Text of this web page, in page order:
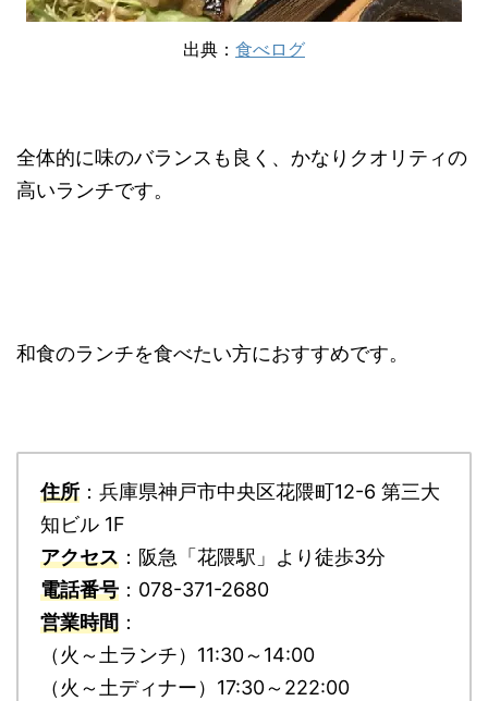
出典： 食べログ
全体的に味のバランスも良く、かなりクオリティの
高いランチです。
和食のランチを食べたい方におすすめです。
住所 ：兵庫県神戸市中央区花隈町12-6 第三大
知ビル 1F
アクセス ：阪急「花隈駅」より徒歩3分
電話番号 ：078-371-2680
営業時間 ：
（火～土ランチ）11:30～14:00
（火～土ディナー）17:30～222:00